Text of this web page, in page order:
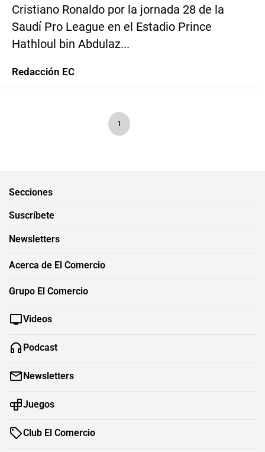
Cristiano Ronaldo por la jornada 28 de la
Saudí Pro League en el Estadio Prince
Hathloul bin Abdulaz...
Redacción EC
1
Secciones
Suscríbete
Newsletters
Acerca de El Comercio
Grupo El Comercio
Videos
Podcast
Newsletters
Juegos
Club El Comercio